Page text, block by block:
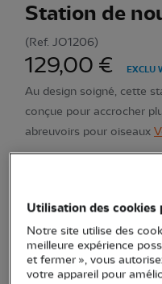
Station de
(Ref. JO1206)
129,00 € EXCLU
Au design soigné, cette
conçue pour accrocher
abreuvoirs pour oiseaux
En stock
Utilisation des cookies
Notre site utilise des
meilleure expérience
et fermer », vous
votre appareil pour